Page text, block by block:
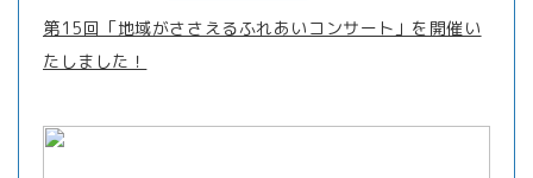
第15回「地域がささえるふれあいコンサート」を開催い
たしました！